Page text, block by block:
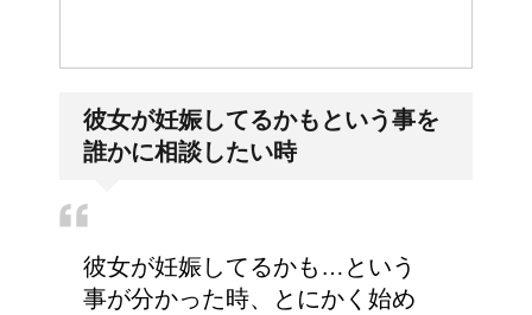
彼女が妊娠してるかもという事を
誰かに相談したい時
彼女が妊娠してるかも…という
事が分かった時、とにかく始め